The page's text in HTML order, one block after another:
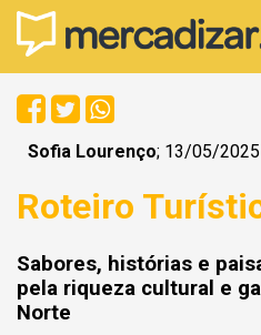
Sofia Lourenço; 13/05/
Roteiro
Sabores, histórias e
pela riqueza cultural e
Norte